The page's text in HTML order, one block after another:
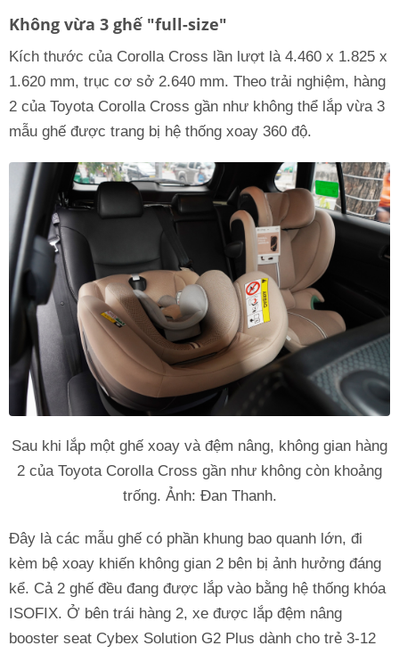
Không vừa 3 ghế "full-size"
Kích thước của Corolla Cross lần lượt là 4.460 x 1.825 x
1.620 mm, trục cơ sở 2.640 mm. Theo trải nghiệm, hàng
2 của Toyota Corolla Cross gần như không thể lắp vừa 3
mẫu ghế được trang bị hệ thống xoay 360 độ.
Sau khi lắp một ghế xoay và đệm nâng, không gian hàng
2 của Toyota Corolla Cross gần như không còn khoảng
trống. Ảnh: Đan Thanh.
Đây là các mẫu ghế có phần khung bao quanh lớn, đi
kèm bệ xoay khiến không gian 2 bên bị ảnh hưởng đáng
kể. Cả 2 ghế đều đang được lắp vào bằng hệ thống khóa
ISOFIX. Ở bên trái hàng 2, xe được lắp đệm nâng
booster seat Cybex Solution G2 Plus dành cho trẻ 3-12